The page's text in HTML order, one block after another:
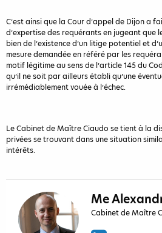
C’est ainsi que la Cour d’appel de Dijon a
d’expertise des requérants en jugeant que
bien de l’existence d’un litige potentiel et
mesure demandée en référé par les
motif légitime au sens de l’article 145 du
qu’il ne soit par ailleurs établi qu’une
irrémédiablement vouée à l’échec.
Le Cabinet de Maître Ciaudo se tient à la
privées se trouvant dans une situation
intérêts.
Me
Cabinet de Maître